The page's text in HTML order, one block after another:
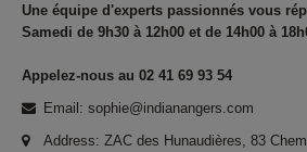
Une équipe d'experts passionnés vous
Samedi de 9h30 à 12h00 et de 14h00 à
Appelez-nous au 02 41 69 93 54
Email: sophie@indianangers.com
Address: ZAC des Hunaudières, 83